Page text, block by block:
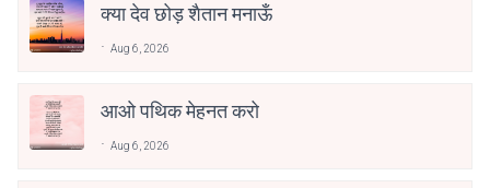
क्या देव छोड़ शैतान मनाऊँ
Aug 6, 2026
आओ पथिक मेहनत करो
Aug 6, 2026